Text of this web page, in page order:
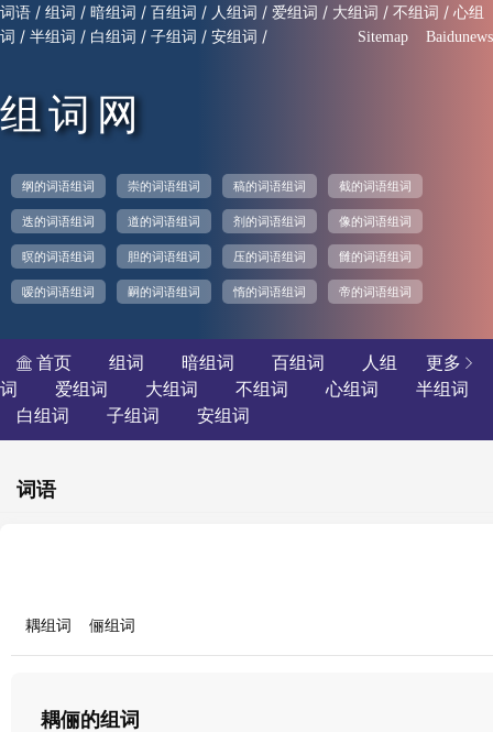
词语 / 组词 / 暗组词 / 百组词 / 人组词 / 爱组词 / 大组词 / 不组词 / 心组
词 / 半组词 / 白组词 / 子组词 / 安组词 / Sitemap Baidunews
组词网
纲的词语组词 崇的词语组词 稿的词语组词 截的词语组词
迭的词语组词 道的词语组词 剂的词语组词 像的词语组词
暝的词语组词 胆的词语组词 压的词语组词 雠的词语组词
嗳的词语组词 嗣的词语组词 惰的词语组词 帝的词语组词
更多 
 首页 组词 暗组词 百组词
人组
词
爱组词 大组词 不组词 心组词
半组词
白组词
子组词 安组词
词语
耦组词 俪组词
耦俪的组词